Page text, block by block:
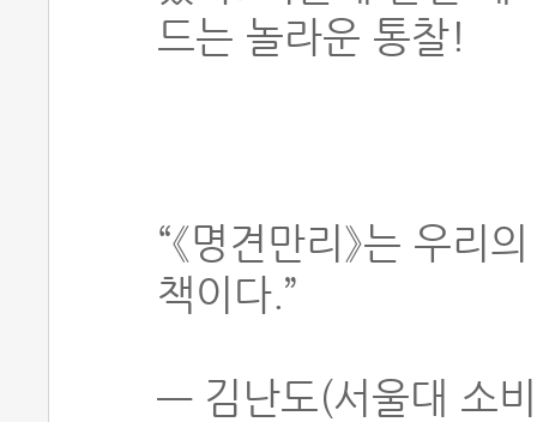
드는 놀라운 통찰!
“《명견만리》는 우리
책이다.”
― 김난도(서울대 소